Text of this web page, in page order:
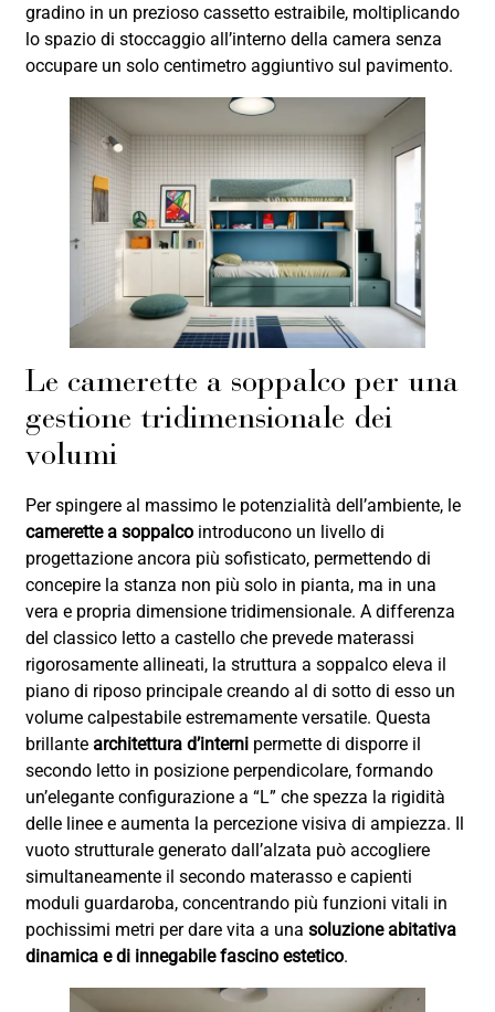
gradino in un prezioso cassetto estraibile, moltiplicando
lo spazio di stoccaggio all’interno della camera senza
occupare un solo centimetro aggiuntivo sul pavimento.
Le camerette a soppalco per una
gestione tridimensionale dei
volumi
Per spingere al massimo le potenzialità dell’ambiente, le
camerette a soppalco introducono un livello di
progettazione ancora più sofisticato, permettendo di
concepire la stanza non più solo in pianta, ma in una
vera e propria dimensione tridimensionale. A differenza
del classico letto a castello che prevede materassi
rigorosamente allineati, la struttura a soppalco eleva il
piano di riposo principale creando al di sotto di esso un
volume calpestabile estremamente versatile. Questa
brillantearchitettura d’interni permette di disporre il
secondo letto in posizione perpendicolare, formando
un’elegante configurazione a “L” che spezza la rigidità
delle linee e aumenta la percezione visiva di ampiezza. Il
vuoto strutturale generato dall’alzata può accogliere
simultaneamente il secondo materasso e capienti
moduli guardaroba, concentrando più funzioni vitali in
pochissimi metri per dare vita a unasoluzione abitativa
dinamica e di innegabile fascino estetico.